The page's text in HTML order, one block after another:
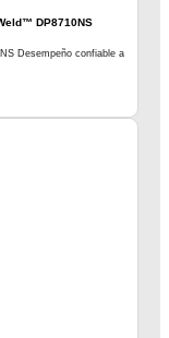
DP8710NS
Desempeño confiable a